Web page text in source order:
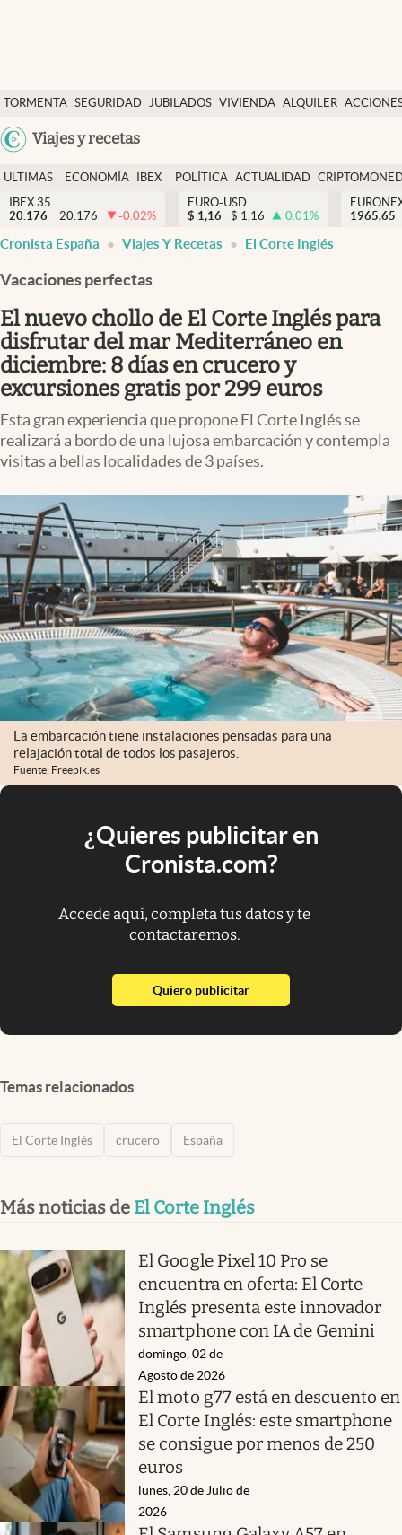
TORMENTA SEGURIDAD JUBILADOS VIVIENDA ALQUILER
USA
Viajes y recetas
Economía y finanzas
Política
Actualidad
Criptomonedas
España
ULTIMAS
NOTICIAS
ECONOMÍA
FINANZAS
IBEX
EURO
POLÍTICA ACTUALIDAD
IBEX 35
20.176
20.176 -0.02%
EURO-USD
$ 1,16 $ 1,16 0.01%
1965,65
Cronista España Viajes Y Recetas El Corte Inglés
Vacaciones perfectas
El nuevo chollo de El Corte Inglés para
disfrutar del mar Mediterráneo en
diciembre: 8 días en crucero y
excursiones gratis por 299 euros
Esta gran experiencia que propone El Corte Inglés se
realizará a bordo de una lujosa embarcación y contempla
visitas a bellas localidades de 3 países.
La embarcación tiene instalaciones pensadas para una
relajación total de todos los pasajeros.
Fuente: Freepik.es
¿Quieres publicitar en
Cronista.com?
Accede aquí, completa tus datos y te
contactaremos.
Quiero publicitarabre en nueva pestaña
Temas relacionados
El Corte Inglés crucero España
Más noticias de El Corte Inglés
El Google Pixel 10 Pro se
encuentra en oferta: El Corte
Inglés presenta este innovador
smartphone con IA de Gemini
domingo, 02 de
Agosto de 2026
El moto g77 está en descuento en
El Corte Inglés: este smartphone
se consigue por menos de 250
euros
lunes, 20 de Julio de
2026